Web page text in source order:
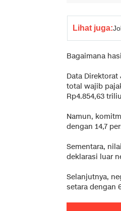
Lihat juga:
Bagaimana
Data Direktorat
total wajib
Rp4.854,63
Namun,
dengan 14,7
Sementara,
deklarasi luar
Selanjutnya,
setara dengan